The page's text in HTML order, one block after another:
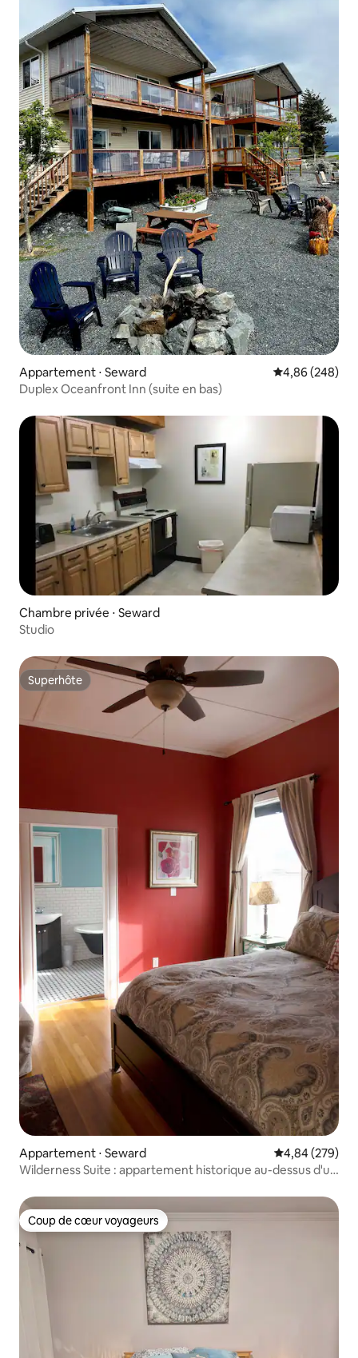
Appartement ⋅ Seward Évaluation
4,86 (248)
Duplex Oceanfront Inn (suite en bas)
Chambre privée ⋅ Seward
Studio
Superhôte
Superhôte
Appartement ⋅ Seward Évaluation
4,84 (279)
Wilderness Suite : appartement historique au-dessus d'un
Coup de cœur voyageurs
Coup de cœur voyageurs